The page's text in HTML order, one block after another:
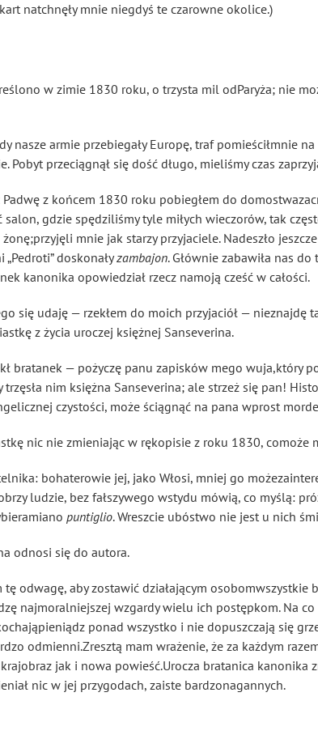
natchnęły mnie niegdyś te czarowne okolice.)
w zimie 1830 roku, o trzysta mil odParyża; nie
nasze armie przebiegały Europę, traf pomieściłmnie
Pobyt przeciągnął się dość długo, mieliśmy czas
Padwę z końcem 1830 roku pobiegłem do
salon, gdzie spędziliśmy tyle miłych wieczorów, tak
mnie jak starzy przyjaciele. Nadeszło
doskonałyzambajon. Głównie zabawiła nas
kanonika opowiedział rzecz namoją cześć w całości.
się udaję — rzekłem do moich przyjaciół — nieznajdę
z życia uroczej księżnej Sanseverina.
bratanek — pożyczę panu zapisków mego wuja,który
nim księżna Sanseverina; ale strzeż się pan!
czystości, może ściągnąć na pana wprost
nic nie zmieniając w rękopisie z roku 1830, comoże
bohaterowie jej, jako Włosi, mniej go
ludzie, bez fałszywego wstydu mówią, co myślą:
puntiglio. Wreszcie ubóstwo nie jest u nich
odnosi się do autora.
tę odwagę, aby zostawić działającym
najmoralniejszej wzgardy wielu ich postępkom. Na
ponad wszystko i nie dopuszczają się
odmienni.Zresztą mam wrażenie, że za każdym
jak i nowa powieść.Urocza bratanica kanonika
nic w jej przygodach, zaiste bardzonagannych.